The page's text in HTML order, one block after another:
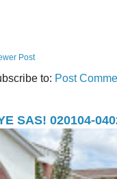
Post
to: Post
SAS! 020104-